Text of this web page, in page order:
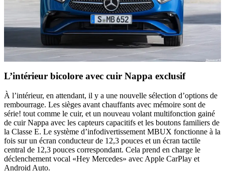
L’intérieur bicolore avec cuir Nappa exclusif
À l’intérieur, en attendant, il y a une nouvelle sélection d’options de
rembourrage. Les sièges avant chauffants avec mémoire sont de
série! tout comme le cuir, et un nouveau volant multifonction gainé
de cuir Nappa avec les capteurs capacitifs et les boutons familiers de
la Classe E. Le système d’infodivertissement MBUX fonctionne à la
fois sur un écran conducteur de 12,3 pouces et un écran tactile
central de 12,3 pouces correspondant. Cela prend en charge le
déclenchement vocal «Hey Mercedes» avec Apple CarPlay et
Android Auto.